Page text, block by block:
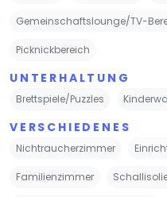
Gemeinschaftslounge/TV-
Picknickbereich
UNTERHALTUNG
Brettspiele/Puzzles
VERSCHIEDENES
Nichtraucherzimmer
Familienzimmer